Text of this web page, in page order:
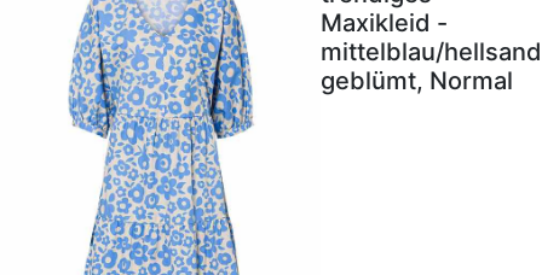
Maxikleid -
mittelblau/hellsand
geblümt, Normal